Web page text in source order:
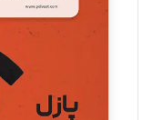
مینا پاکدل
یسنا